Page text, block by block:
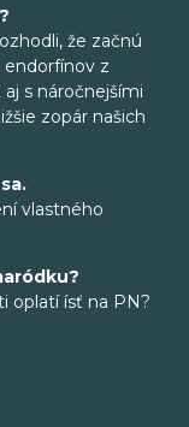
že začnú
endorfínov z
s náročnejšími
zopár našich
vlastného
oplatí ísť na PN?